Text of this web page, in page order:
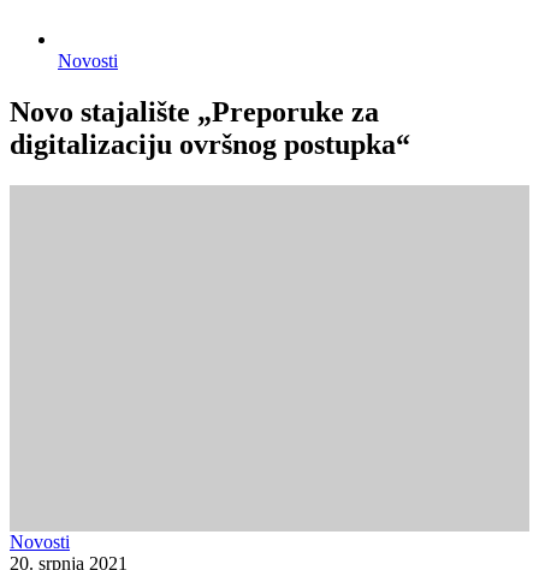
Novosti
Novo stajalište „Preporuke za
digitalizaciju ovršnog postupka“
Novosti
20. srpnja 2021